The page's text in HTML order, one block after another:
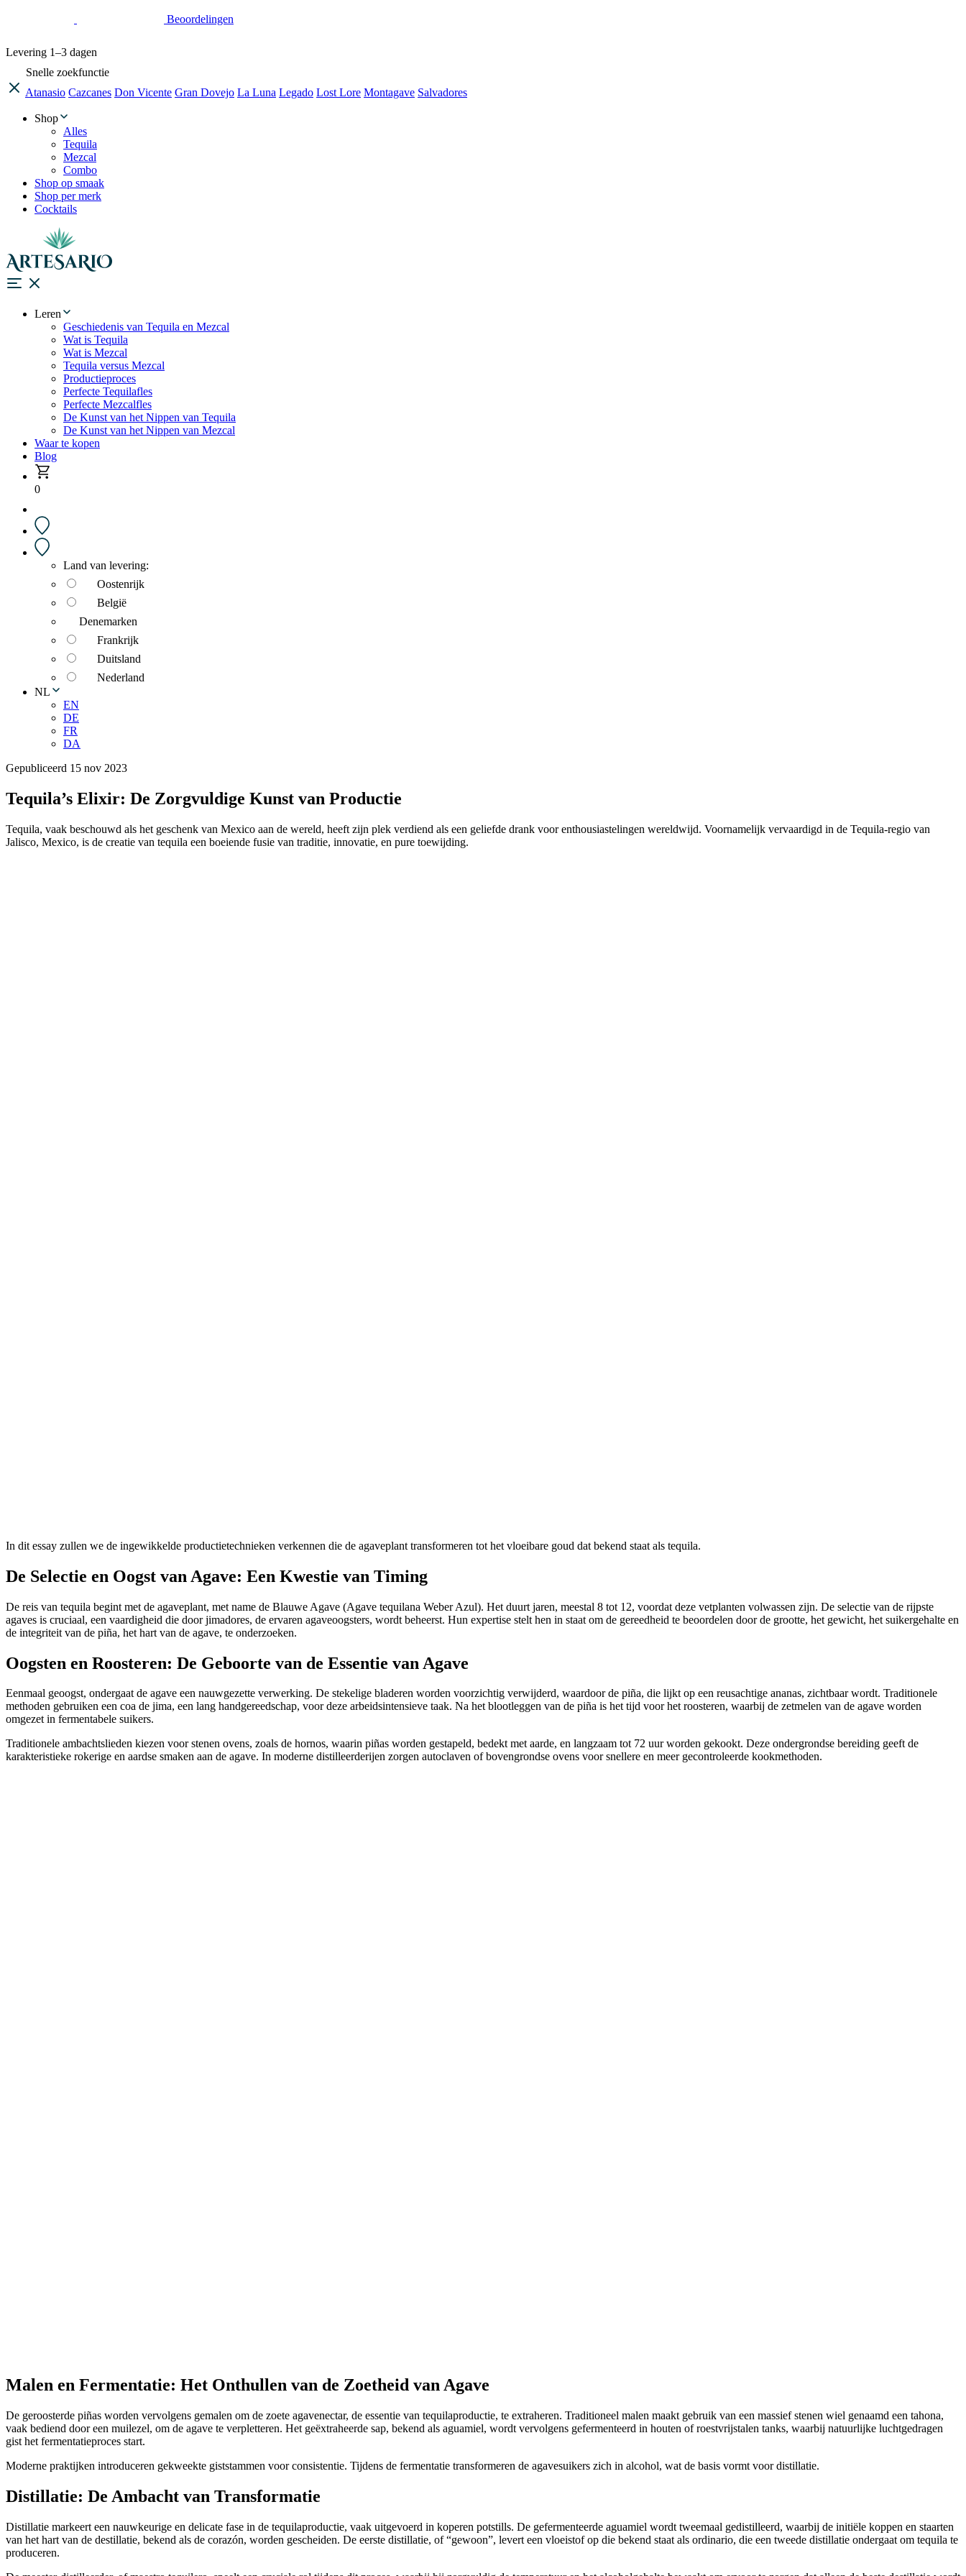
Beoordelingen
Levering 1–3 dagen
Snelle zoekfunctie
Atanasio Cazcanes Don Vicente Gran Dovejo La Luna Legado Lost Lore Montagave Salvadores
Shop
Alles
Tequila
Mezcal
Combo
Shop op smaak
Shop per merk
Cocktails
Leren
Geschiedenis van Tequila en Mezcal
Wat is Tequila
Wat is Mezcal
Tequila versus Mezcal
Productieproces
Perfecte Tequilafles
Perfecte Mezcalfles
De Kunst van het Nippen van Tequila
De Kunst van het Nippen van Mezcal
Waar te kopen
Blog
0
Land van levering:
Oostenrijk
België
Denemarken
Frankrijk
Duitsland
Nederland
NL
EN
DE
FR
DA
Gepubliceerd 15 nov 2023
Tequila’s Elixir: De Zorgvuldige Kunst van Productie
Tequila, vaak beschouwd als het geschenk van Mexico aan de wereld, heeft zijn plek verdiend als een geliefde drank voor enthousiastelingen wereldwijd. Voornamelijk vervaardigd in de Tequila-regio van
Jalisco, Mexico, is de creatie van tequila een boeiende fusie van traditie, innovatie, en pure toewijding.
In dit essay zullen we de ingewikkelde productietechnieken verkennen die de agaveplant transformeren tot het vloeibare goud dat bekend staat als tequila.
De Selectie en Oogst van Agave: Een Kwestie van Timing
De reis van tequila begint met de agaveplant, met name de Blauwe Agave (Agave tequilana Weber Azul). Het duurt jaren, meestal 8 tot 12, voordat deze vetplanten volwassen zijn. De selectie van de rijpste
agaves is cruciaal, een vaardigheid die door jimadores, de ervaren agaveoogsters, wordt beheerst. Hun expertise stelt hen in staat om de gereedheid te beoordelen door de grootte, het gewicht, het suikergehalte en
de integriteit van de piña, het hart van de agave, te onderzoeken.
Oogsten en Roosteren: De Geboorte van de Essentie van Agave
Eenmaal geoogst, ondergaat de agave een nauwgezette verwerking. De stekelige bladeren worden voorzichtig verwijderd, waardoor de piña, die lijkt op een reusachtige ananas, zichtbaar wordt. Traditionele
methoden gebruiken een coa de jima, een lang handgereedschap, voor deze arbeidsintensieve taak. Na het blootleggen van de piña is het tijd voor het roosteren, waarbij de zetmelen van de agave worden
omgezet in fermentabele suikers.
Traditionele ambachtslieden kiezen voor stenen ovens, zoals de hornos, waarin piñas worden gestapeld, bedekt met aarde, en langzaam tot 72 uur worden gekookt. Deze ondergrondse bereiding geeft de
karakteristieke rokerige en aardse smaken aan de agave. In moderne distilleerderijen zorgen autoclaven of bovengrondse ovens voor snellere en meer gecontroleerde kookmethoden.
Malen en Fermentatie: Het Onthullen van de Zoetheid van Agave
De geroosterde piñas worden vervolgens gemalen om de zoete agavenectar, de essentie van tequilaproductie, te extraheren. Traditioneel malen maakt gebruik van een massief stenen wiel genaamd een tahona,
vaak bediend door een muilezel, om de agave te verpletteren. Het geëxtraheerde sap, bekend als aguamiel, wordt vervolgens gefermenteerd in houten of roestvrijstalen tanks, waarbij natuurlijke luchtgedragen
gist het fermentatieproces start.
Moderne praktijken introduceren gekweekte giststammen voor consistentie. Tijdens de fermentatie transformeren de agavesuikers zich in alcohol, wat de basis vormt voor distillatie.
Distillatie: De Ambacht van Transformatie
Distillatie markeert een nauwkeurige en delicate fase in de tequilaproductie, vaak uitgevoerd in koperen potstills. De gefermenteerde aguamiel wordt tweemaal gedistilleerd, waarbij de initiële koppen en staarten
van het hart van de destillatie, bekend als de corazón, worden gescheiden. De eerste distillatie, of “gewoon”, levert een vloeistof op die bekend staat als ordinario, die een tweede distillatie ondergaat om tequila te
produceren.